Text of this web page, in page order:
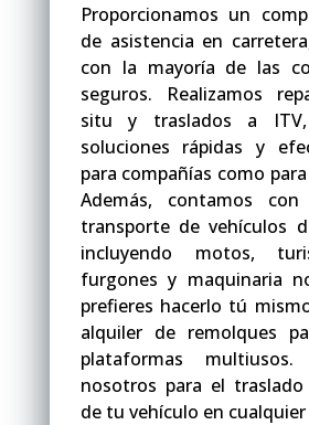
Proporcionamos un
de asistencia en
con la mayoría de las
seguros. Realizamos
situ y traslados a ITV,
soluciones rápidas y
para compañías como
Además, contamos
transporte de vehículos
incluyendo motos,
furgones y maquinaria
prefieres hacerlo tú
alquiler de remolques
plataformas
nosotros para el traslado
de tu vehículo en